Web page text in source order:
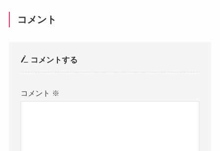
コメント
コメントする
コメント ※